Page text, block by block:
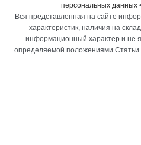
персональных данных •
Вся представленная на сайте
характеристик, наличия на
информационный характер и не
определяемой положениями Статьи